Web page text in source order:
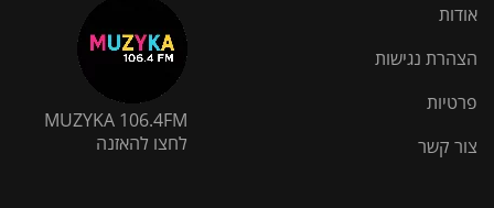
אודות
הצהרת נגישות
פרטיות
צור קשר
MUZYKA 106.4FM
לחצו להאזנה